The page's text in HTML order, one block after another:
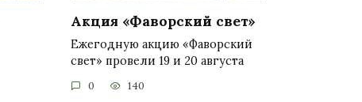
Акция «Фаворский свет»
Ежегодную акцию «Фаворский
свет» провели 19 и 20 августа
0 140